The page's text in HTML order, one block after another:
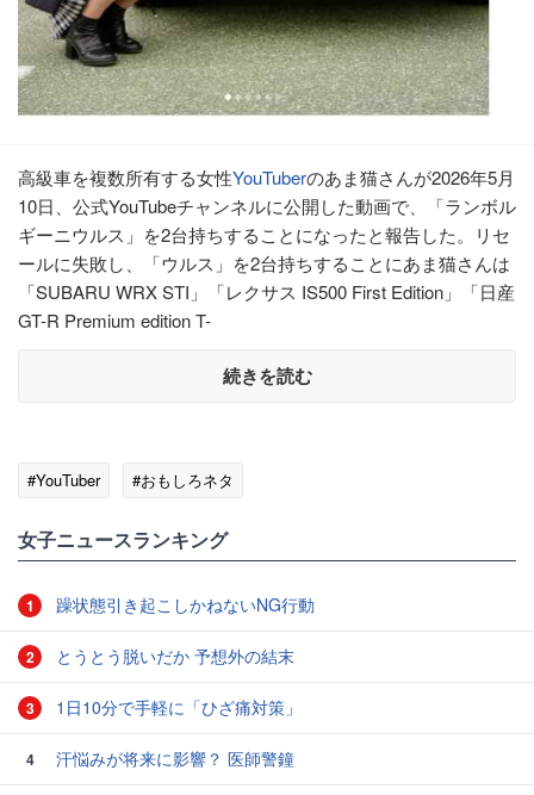
高級車を複数所有する女性YouTuberのあま猫さんが2026年5月
10日、公式YouTubeチャンネルに公開した動画で、「ランボル
ギーニウルス」を2台持ちすることになったと報告した。リセ
ールに失敗し、「ウルス」を2台持ちすることにあま猫さんは
「SUBARU WRX STI」「レクサス IS500 First Edition」「日産
GT-R Premium edition T-
続きを読む
#YouTuber #おもしろネタ
女子ニュースランキング
1 躁状態引き起こしかねないNG行動
2 とうとう脱いだか 予想外の結末
3 1日10分で手軽に「ひざ痛対策」
4 汗悩みが将来に影響？ 医師警鐘